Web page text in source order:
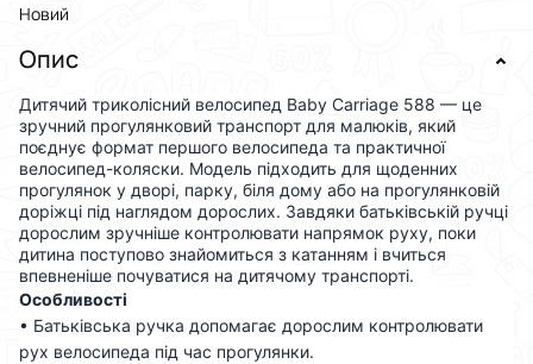
Новий
Опис
Дитячий триколісний велосипед Baby Carriage 588 — це
зручний прогулянковий транспорт для малюків, який
поєднує формат першого велосипеда та практичної
велосипед-коляски. Модель підходить для щоденних
прогулянок у дворі, парку, біля дому або на прогулянковій
доріжці під наглядом дорослих. Завдяки батьківській ручці
дорослим зручніше контролювати напрямок руху, поки
дитина поступово знайомиться з катанням і вчиться
впевненіше почуватися на дитячому транспорті.
Особливості
• Батьківська ручка допомагає дорослим контролювати
рух велосипеда під час прогулянки.